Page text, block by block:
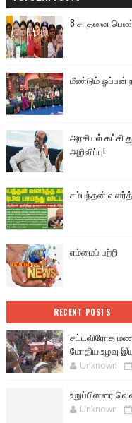
8 சாதனை
மீண்டும் ஓப்பன்
அரசியல் கட்சி
அறிவிப்பு!
சம்பந்தன்
எம்மைப் பற்றி
RECENT POSTS
சட்டவிரோத
மோதிய உழவு
Unknown
உறுப்பினரை
Unknown